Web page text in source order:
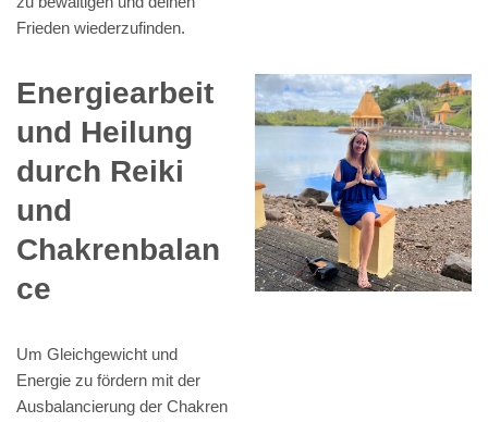
Frieden wiederzufinden.
Energiearbeit
und Heilung
durch Reiki
und
Chakrenbalan
ce
Um Gleichgewicht und
Energie zu fördern mit der
Ausbalancierung der Chakren